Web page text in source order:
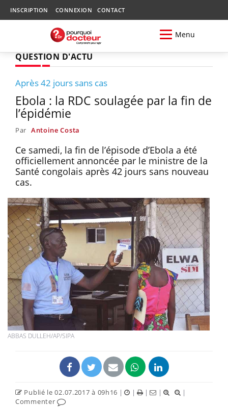
INSCRIPTION CONNEXION CONTACT
Menu
QUESTION D'ACTU
Après 42 jours sans cas
Ebola : la RDC soulagée par la fin de
l’épidémie
Par Antoine Costa
Ce samedi, la fin de l’épisode d’Ebola a été
officiellement annoncée par le ministre de la
Santé congolais après 42 jours sans nouveau
cas.
ABBAS DULLEH/AP/SIPA
Publié le 02.07.2017 à 09h16 | | | |
|
Commenter